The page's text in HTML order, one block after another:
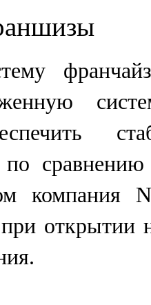
по
компания
открытии